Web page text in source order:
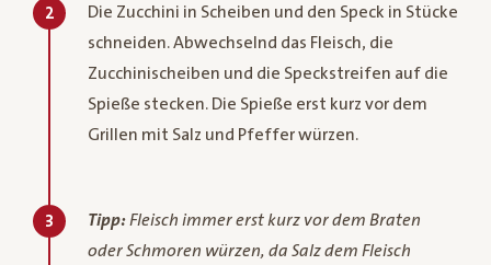
2
Die Zucchini in Scheiben und den Speck in Stücke
schneiden. Abwechselnd das Fleisch, die
Zucchinischeiben und die Speckstreifen auf die
Spieße stecken. Die Spieße erst kurz vor dem
Grillen mit Salz und Pfeffer würzen.
3 Tipp:Fleisch immer erst kurz vor dem Braten
oder Schmoren würzen, da Salz dem Fleisch